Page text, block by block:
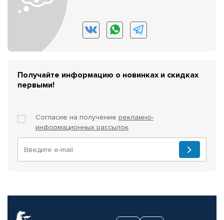
Получайте информацию о новинках и скидках
первыми!
Согласие на получение рекламно-
информационных рассылок